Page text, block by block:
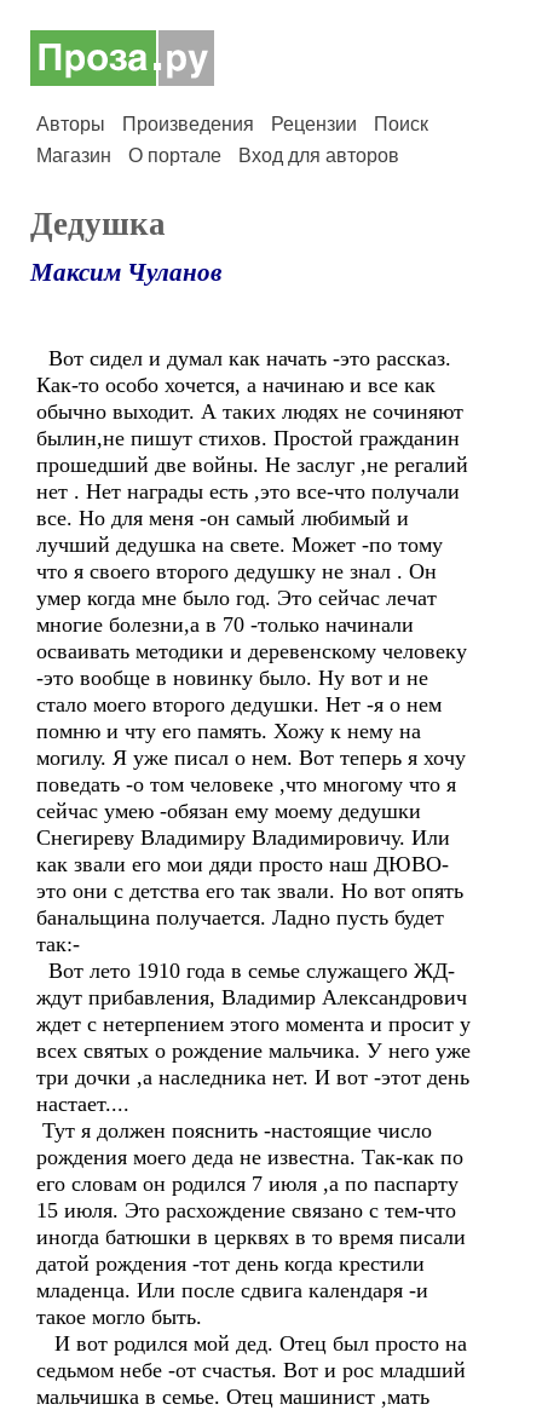
Авторы Произведения Рецензии
Поиск
Магазин
О портале Вход для авторов
Дедушка
Максим Чуланов
Вот сидел и думал как начать -это рассказ.
Как-то особо хочется, а начинаю и все как
обычно выходит. А таких людях не сочиняют
былин,не пишут стихов. Простой гражданин
прошедший две войны. Не заслуг ,не регалий
нет . Нет награды есть ,это все-что получали
все. Но для меня -он самый любимый и
лучший дедушка на свете. Может -по тому
что я своего второго дедушку не знал . Он
умер когда мне было год. Это сейчас лечат
многие болезни,а в 70 -только начинали
осваивать методики и деревенскому человеку
-это вообще в новинку было. Ну вот и не
стало моего второго дедушки. Нет -я о нем
помню и чту его память. Хожу к нему на
могилу. Я уже писал о нем. Вот теперь я хочу
поведать -о том человеке ,что многому что я
сейчас умею -обязан ему моему дедушки
Снегиреву Владимиру Владимировичу. Или
как звали его мои дяди просто наш ДЮВО-
это они с детства его так звали. Но вот опять
банальщина получается. Ладно пусть будет
так:-
Вот лето 1910 года в семье служащего ЖД-
ждут прибавления, Владимир Александрович
ждет с нетерпением этого момента и просит у
всех святых о рождение мальчика. У него уже
три дочки ,а наследника нет. И вот -этот день
настает....
Тут я должен пояснить -настоящие число
рождения моего деда не известна. Так-как по
его словам он родился 7 июля ,а по паспарту
15 июля. Это расхождение связано с тем-что
иногда батюшки в церквях в то время писали
датой рождения -тот день когда крестили
младенца. Или после сдвига календаря -и
такое могло быть.
И вот родился мой дед. Отец был просто на
седьмом небе -от счастья. Вот и рос младший
мальчишка в семье. Отец машинист ,мать